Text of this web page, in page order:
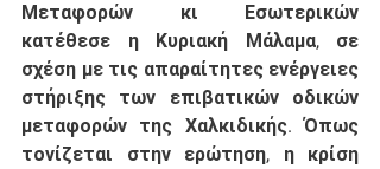
Μεταφορών κι Εσωτερικών
κατέθεσε η Κυριακή Μάλαμα, σε
σχέση με τις απαραίτητες ενέργειες
στήριξης των επιβατικών οδικών
μεταφορών της Χαλκιδικής. Όπως
τονίζεται στην ερώτηση, η κρίση